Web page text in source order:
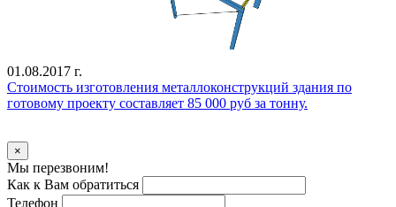
01.08.2017 г.
Стоимость изготовления металлоконструкций здания по
готовому проекту составляет 85 000 руб за тонну.
×
Мы перезвоним!
Как к Вам обратиться
Телефон